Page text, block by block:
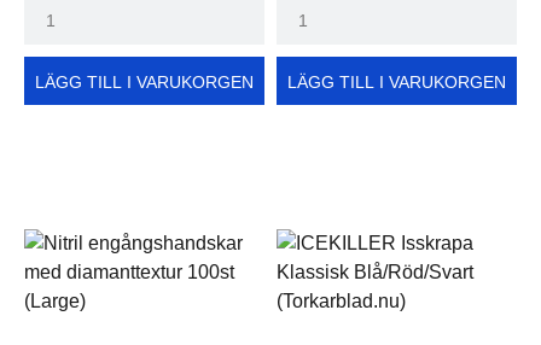
LÄGG TILL I VARUKORGEN LÄGG TILL I VARUKORGEN